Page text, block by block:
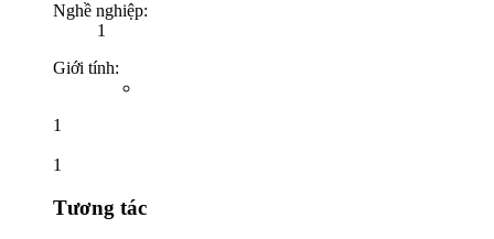
Nghề nghiệp:
1
Giới tính:
1
1
Tương tác